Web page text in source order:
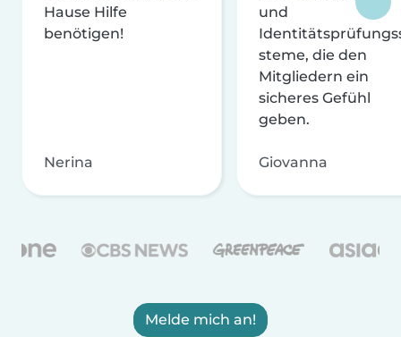
Hause Hilfe
benötigen!
Nerina
und
steme, die den
Mitgliedern ein
sicheres Gefühl
geben.
Giovanna
Melde mich an!